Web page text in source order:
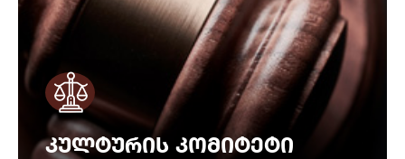
კულტურის კომიტეტი